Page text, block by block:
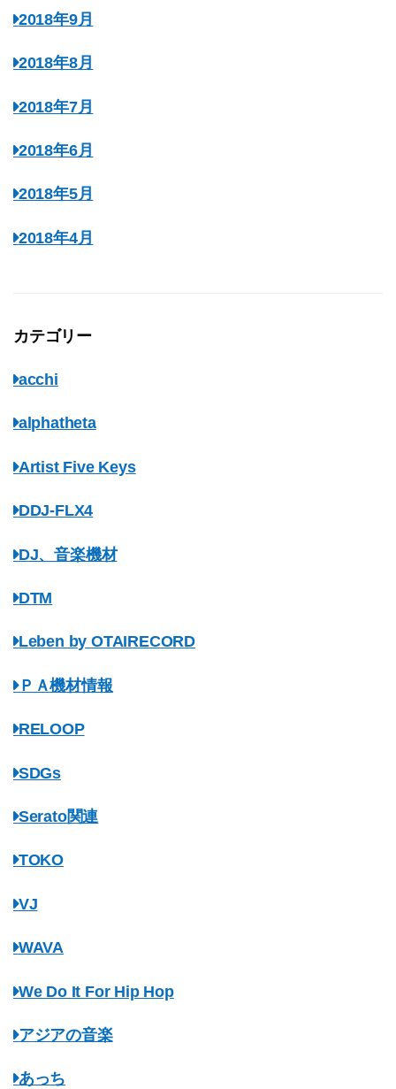
2018年9月
2018年8月
2018年7月
2018年6月
2018年5月
2018年4月
カテゴリー
acchi
alphatheta
Artist Five Keys
DDJ-FLX4
DJ、音楽機材
DTM
Leben by OTAIRECORD
ＰＡ機材情報
RELOOP
SDGs
Serato関連
TOKO
VJ
WAVA
We Do It For Hip Hop
アジアの音楽
あっち